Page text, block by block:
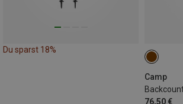
Du sparst 18%
Camp
76,50 €
63-135CM